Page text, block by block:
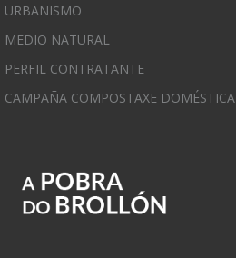
URBANISMO
MEDIO NATURAL
PERFIL CONTRATANTE
CAMPAÑA COMPOSTAXE DOMÉSTICA